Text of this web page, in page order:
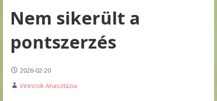
Nem sikerült a
pontszerzés
2026-02-20
Virincsik Anasztázia